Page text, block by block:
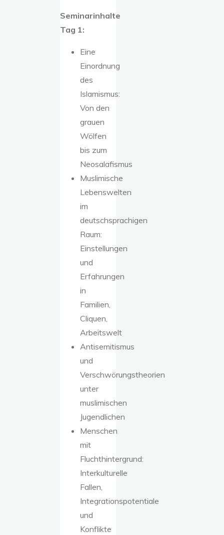
Seminarinhalte
Tag 1:
Eine
Einordnung
des
Islamismus:
Von den
grauen
Wölfen
bis zum
Neosalafismus
Muslimische
Lebenswelten
im
deutschsprachigen
Raum:
Einstellungen
und
Erfahrungen
in
Familien,
Cliquen,
Arbeitswelt
Antisemitismus
und
Verschwörungstheorien
unter
muslimischen
Jugendlichen
Menschen
mit
Fluchthintergrund:
Interkulturelle
Fallen,
Integrationspotentiale
und
Konflikte